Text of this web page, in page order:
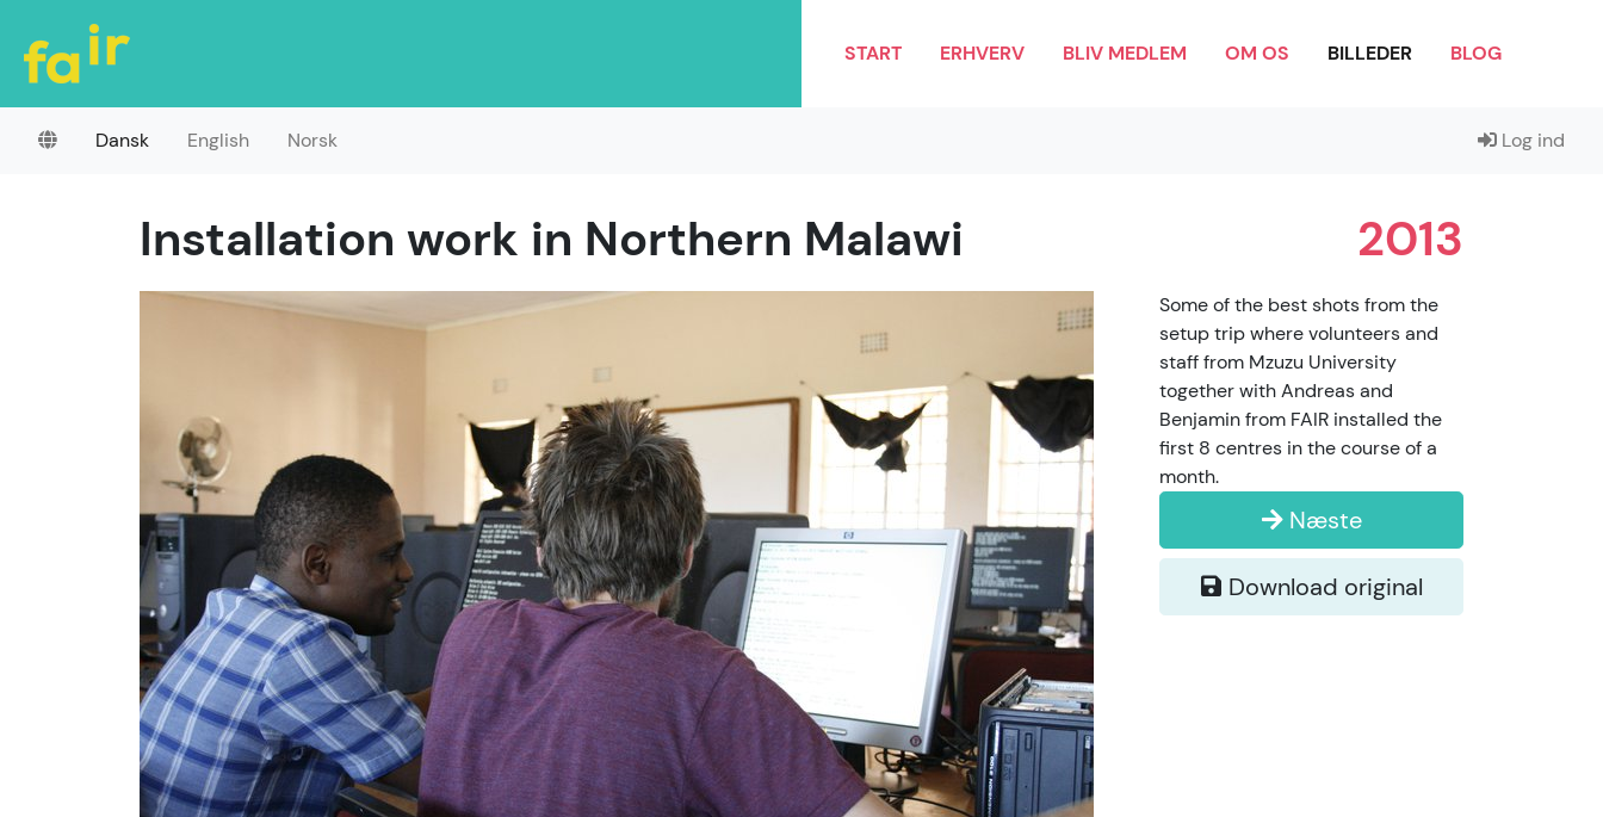
START ERHVERV BLIV MEDLEM OM OS BILLEDER BLOG
Dansk English Norsk Log ind
2013
Installation work in Northern Malawi
Some of the best shots from the
setup trip where volunteers and
staff from Mzuzu University
together with Andreas and
Benjamin from FAIR installed the
first 8 centres in the course of a
month.
Næste
Download original